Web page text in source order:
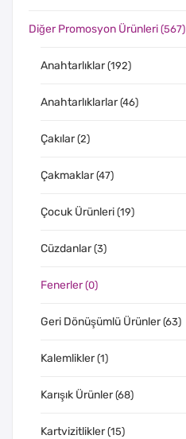
Diğer Promosyon Ürünleri (567)
Anahtarlıklar (192)
Anahtarlıklarlar (46)
Çakılar (2)
Çakmaklar (47)
Çocuk Ürünleri (19)
Cüzdanlar (3)
Fenerler (0)
Geri Dönüşümlü Ürünler (63)
Kalemlikler (1)
Karışık Ürünler (68)
Kartvizitlikler (15)